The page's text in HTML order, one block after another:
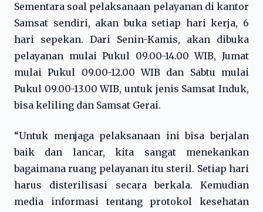
Sementara soal pelaksanaan pelayanan di kantor
Samsat sendiri, akan buka setiap hari kerja, 6
hari sepekan. Dari Senin-Kamis, akan dibuka
pelayanan mulai Pukul 09.00-14.00 WIB, Jumat
mulai Pukul 09.00-12.00 WIB dan Sabtu mulai
Pukul 09.00-13.00 WIB, untuk jenis Samsat Induk,
bisa keliling dan Samsat Gerai.
“Untuk menjaga pelaksanaan ini bisa berjalan
baik dan lancar, kita sangat menekankan
bagaimana ruang pelayanan itu steril. Setiap hari
harus disterilisasi secara berkala. Kemudian
media informasi tentang protokol kesehatan